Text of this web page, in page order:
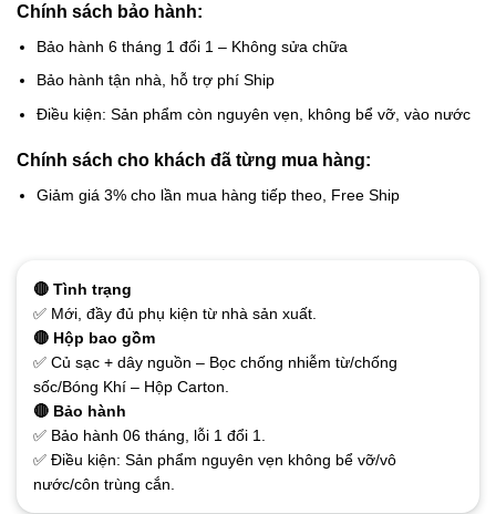
Chính sách bảo hành:
Bảo hành 6 tháng 1 đổi 1 – Không sửa chữa
Bảo hành tận nhà, hỗ trợ phí Ship
Điều kiện: Sản phẩm còn nguyên vẹn, không bể vỡ, vào nước
Chính sách cho khách đã từng mua hàng:
Giảm giá 3% cho lần mua hàng tiếp theo, Free Ship
🔴 Tình trạng
✅ Mới, đầy đủ phụ kiện từ nhà sản xuất.
🔴 Hộp bao gồm
✅ Củ sạc + dây nguồn – Bọc chống nhiễm từ/chống
sốc/Bóng Khí – Hộp Carton.
🔴 Bảo hành
✅ Bảo hành 06 tháng, lỗi 1 đổi 1.
✅ Điều kiện: Sản phẩm nguyên vẹn không bể vỡ/vô
nước/côn trùng cắn.